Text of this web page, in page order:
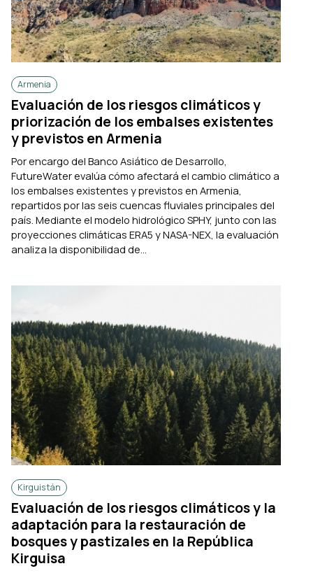
Armenia
Evaluación de los riesgos climáticos y
priorización de los embalses existentes
y previstos en Armenia
Por encargo del Banco Asiático de Desarrollo,
FutureWater evalúa cómo afectará el cambio climático a
los embalses existentes y previstos en Armenia,
repartidos por las seis cuencas fluviales principales del
país. Mediante el modelo hidrológico SPHY, junto con las
proyecciones climáticas ERA5 y NASA-NEX, la evaluación
analiza la disponibilidad de...
Kirguistán
Evaluación de los riesgos climáticos y la
adaptación para la restauración de
bosques y pastizales en la República
Kirguisa